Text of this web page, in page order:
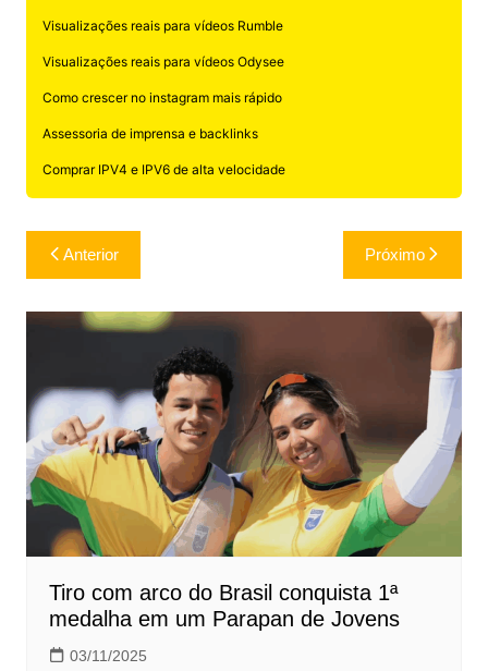
Visualizações reais para vídeos Rumble
Visualizações reais para vídeos Odysee
Como crescer no instagram mais rápido
Assessoria de imprensa e backlinks
Comprar IPV4 e IPV6 de alta velocidade
Navegação
de
Post
Anterior Próximo
Tiro com arco do Brasil conquista 1ª
medalha em um Parapan de Jovens
03/11/2025